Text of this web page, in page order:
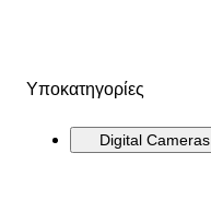
Υποκατηγορίες
Digital Cameras